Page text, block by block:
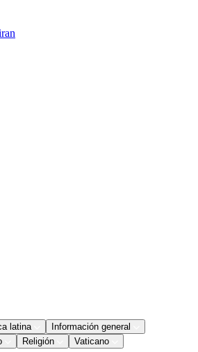
latina
Información general
Religión Vaticano